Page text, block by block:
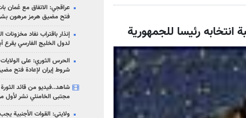
رئيسا للجمهورية
عراقجي: الاتفاق مع عُمان
فتح مضيق هرمز مرهون
إنذار باقتراب نفاد مخزونات
لدول الخليج الفارسي يقرع
الحرس الثوري: على
شروط إيران لإعادة فتح
شاهد..فيديو من قائد الثورة
مجتبى الخامنئي نشر لأول
ولايتي: القوات الأجنبية